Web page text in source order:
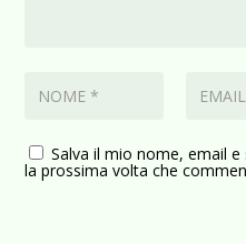
Salva il mio nome, email
la prossima volta che